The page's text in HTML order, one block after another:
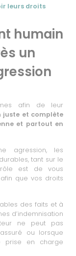
leurs droits
humain
un
afin de leur
juste et complète
et partout en
agression, les
tant sur le
est de vous
que vos droits
des faits et à
d’indemnisation
ne peut pas
ou lorsque
prise en charge